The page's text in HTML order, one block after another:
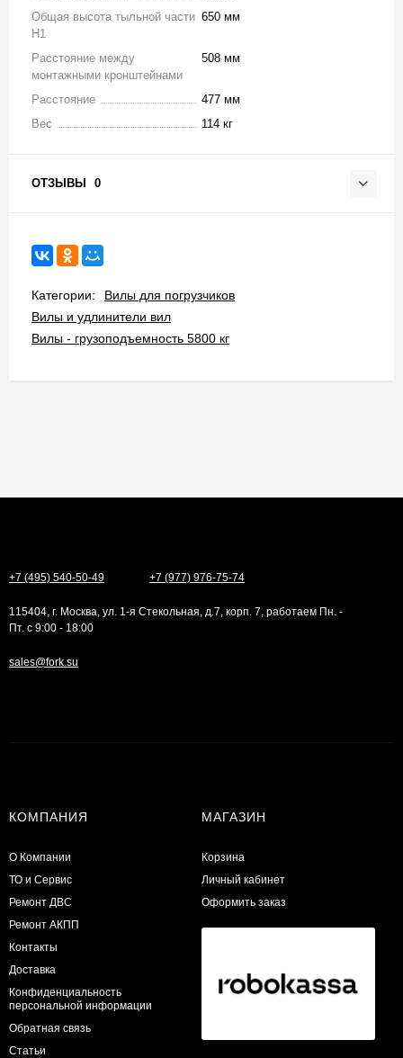
Общая высота тыльной части
H1
650 мм
Расстояние между
монтажными кронштейнами
508 мм
Расстояние
477 мм
Вес
114 кг
ОТЗЫВЫ 0
Категории:
Вилы для погрузчиков
Вилы и удлинители вил
Вилы - грузоподъемность 5800 кг
+7 (495) 540-50-49 +7 (977) 976-75-74
115404, г. Москва, ул. 1-я Стекольная, д.7, корп. 7, работаем Пн. -
Пт. с 9:00 - 18:00
sales@fork.su
КОМПАНИЯ
О Компании
ТО и Сервис
​Ремонт ДВС
Ремонт АКПП
Контакты
Доставка
Конфиденциальность
персональной информации
Обратная связь
Статьи
МАГАЗИН
Корзина
Личный кабинет
Оформить заказ